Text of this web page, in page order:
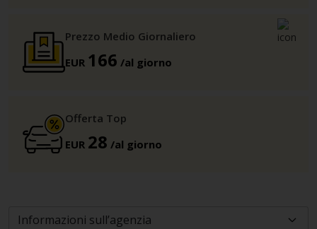
Prezzo Medio Giornaliero
EUR 166 /al giorno
Offerta Top
EUR 28 /al giorno